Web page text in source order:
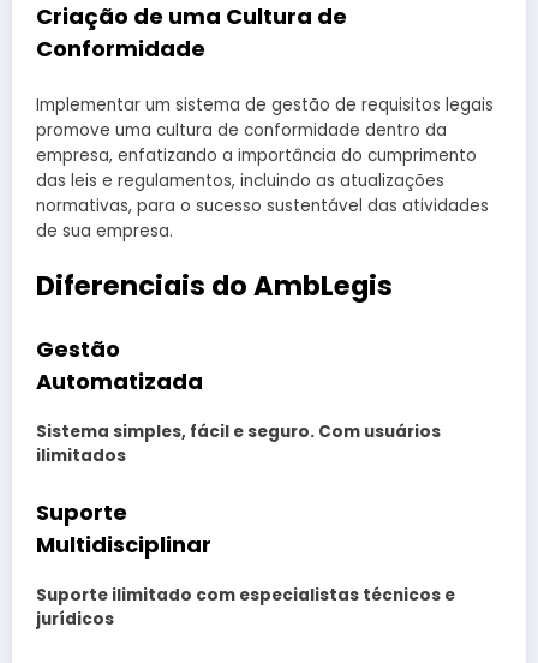
Criação de uma Cultura de
Conformidade
Implementar um sistema de gestão de requisitos legais
promove uma cultura de conformidade dentro da
empresa, enfatizando a importância do cumprimento
das leis e regulamentos, incluindo as atualizações
normativas, para o sucesso sustentável das atividades
de sua empresa.
Diferenciais do AmbLegis
Gestão
Automatizada
Sistema simples, fácil e seguro. Com usuários
ilimitados
Suporte
Multidisciplinar
Suporte ilimitado com especialistas técnicos e
jurídicos